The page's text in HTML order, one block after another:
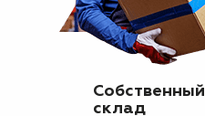
Собственный
склад